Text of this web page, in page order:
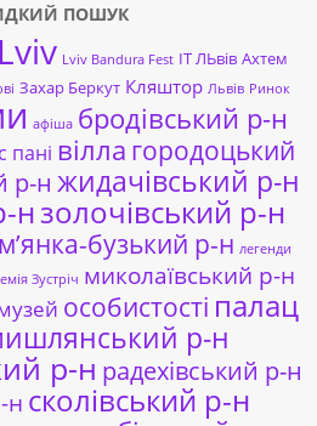
ПОШУК
Lviv Bandura Fest ІТ ЛЬвів Ахтем
Захар Беркут Кляштор Львів Ринок
афіша бродівський р-н
пані вілла городоцький
р-н жидачівський р-н
нзолочівський р-н
бузький р-н легенди
Зустріч миколаївський р-н
особистості палац
р-н
р-н радехівський р-н
н сколівський р-н